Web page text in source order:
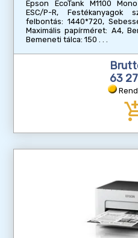
Epson EcoTank M1100
ESC/P-R, Festékanyagok
felbontás: 1440*720,
Maximális papírméret: A4,
Bemeneti tálca: 150
63